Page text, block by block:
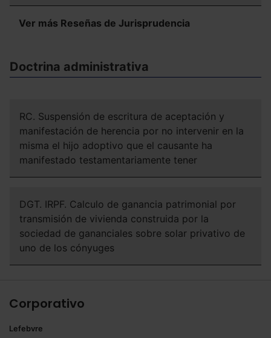
Ver más Reseñas de Jurisprudencia
Doctrina administrativa
RC. Suspensión de escritura de aceptación y
manifestación de herencia por no intervenir en la
misma el hijo adoptivo que el causante ha
manifestado testamentariamente tener
DGT. IRPF. Calculo de ganancia patrimonial por
transmisión de vivienda construida por la
sociedad de gananciales sobre solar privativo de
uno de los cónyuges
Corporativo
Lefebvre